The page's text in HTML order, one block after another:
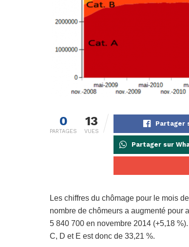
0
PARTAGES
13
VUES
Partager
Partager sur
Les chiffres du chômage pour le mois
nombre de chômeurs a augmenté pour
5 840 700 en novembre 2014 (+5,18
C, D et E est donc de 33,21 %.